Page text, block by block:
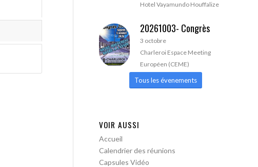
Hotel Vayamundo Houffalize
20261003- Congrès
3 octobre
Charleroi Espace Meeting
Européen (CEME)
Tous les évenements
VOIR AUSSI
Accueil
Calendrier des réunions
Capsules Vidéo